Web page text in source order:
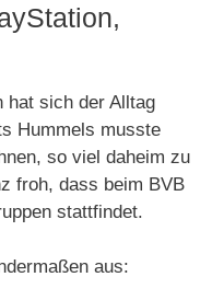
hat sich der Alltag
Hummels musste
so viel daheim zu
froh, dass beim BVB
stattfindet.
aus: